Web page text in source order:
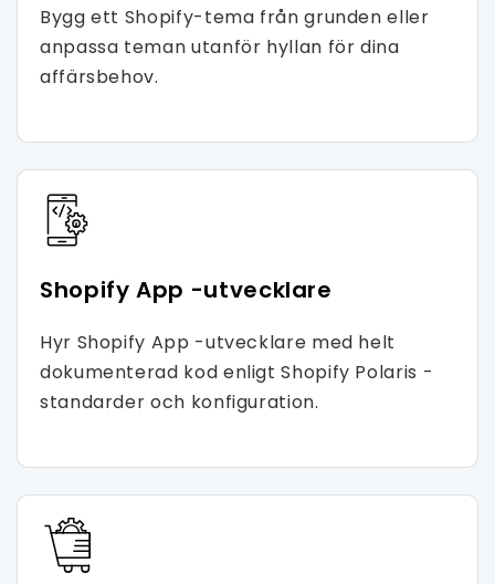
Bygg ett Shopify-tema från grunden eller
anpassa teman utanför hyllan för dina
affärsbehov.
Shopify App -utvecklare
Hyr Shopify App -utvecklare med helt
dokumenterad kod enligt Shopify Polaris -
standarder och konfiguration.